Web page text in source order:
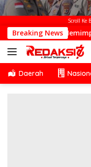
Scroll Ke
Breaking News
Dengan Hati
Daerah